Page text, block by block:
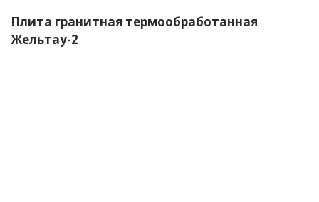
Плита гранитная термообработанная
Жельтау-2